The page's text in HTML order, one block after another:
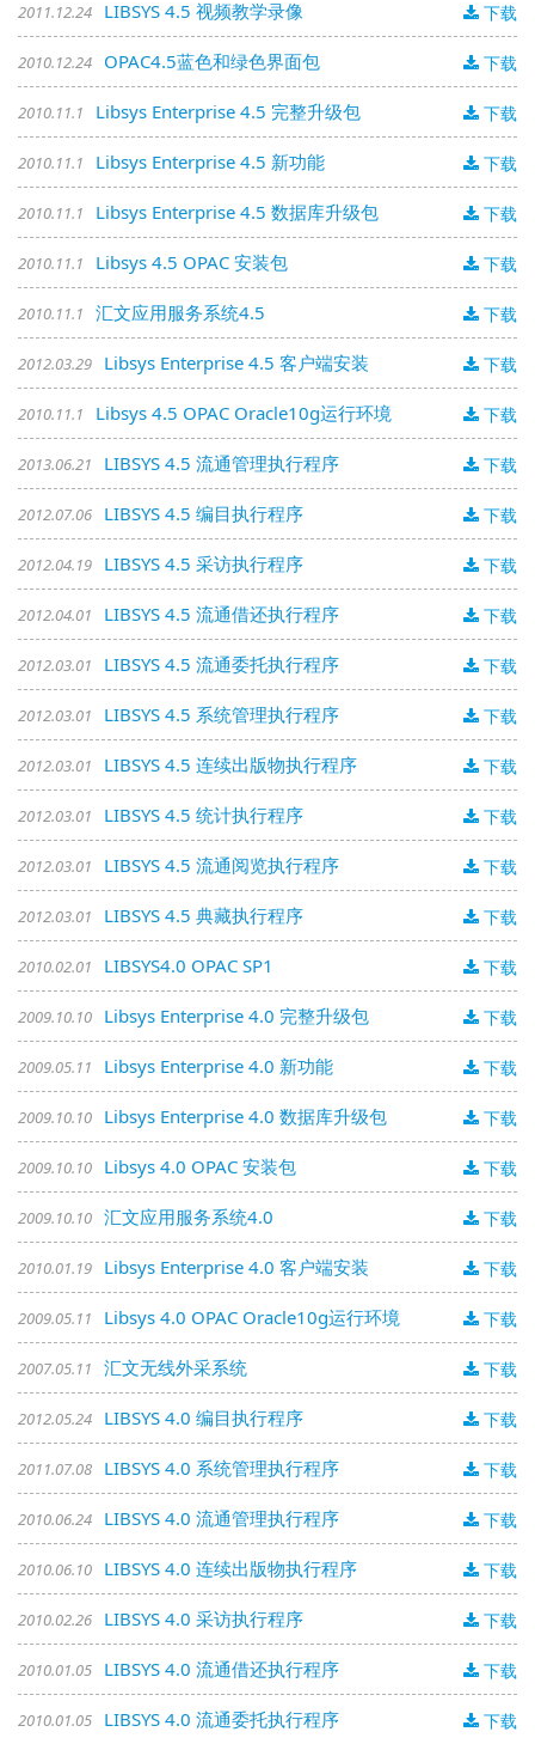
2011.12.24 LIBSYS 4.5 视频教学录像 下载
2010.12.24 OPAC4.5蓝色和绿色界面包 下载
2010.11.1 Libsys Enterprise 4.5 完整升级包 下载
2010.11.1 Libsys Enterprise 4.5 新功能 下载
2010.11.1 Libsys Enterprise 4.5 数据库升级包 下载
2010.11.1 Libsys 4.5 OPAC 安装包 下载
2010.11.1 汇文应用服务系统4.5 下载
2012.03.29 Libsys Enterprise 4.5 客户端安装 下载
2010.11.1 Libsys 4.5 OPAC Oracle10g运行环境 下载
2013.06.21 LIBSYS 4.5 流通管理执行程序 下载
2012.07.06 LIBSYS 4.5 编目执行程序 下载
2012.04.19 LIBSYS 4.5 采访执行程序 下载
2012.04.01 LIBSYS 4.5 流通借还执行程序 下载
2012.03.01 LIBSYS 4.5 流通委托执行程序 下载
2012.03.01 LIBSYS 4.5 系统管理执行程序 下载
2012.03.01 LIBSYS 4.5 连续出版物执行程序 下载
2012.03.01 LIBSYS 4.5 统计执行程序 下载
2012.03.01 LIBSYS 4.5 流通阅览执行程序 下载
2012.03.01 LIBSYS 4.5 典藏执行程序 下载
2010.02.01 LIBSYS4.0 OPAC SP1 下载
2009.10.10 Libsys Enterprise 4.0 完整升级包 下载
2009.05.11 Libsys Enterprise 4.0 新功能 下载
2009.10.10 Libsys Enterprise 4.0 数据库升级包 下载
2009.10.10 Libsys 4.0 OPAC 安装包 下载
2009.10.10 汇文应用服务系统4.0 下载
2010.01.19 Libsys Enterprise 4.0 客户端安装 下载
2009.05.11 Libsys 4.0 OPAC Oracle10g运行环境 下载
2007.05.11 汇文无线外采系统 下载
2012.05.24 LIBSYS 4.0 编目执行程序 下载
2011.07.08 LIBSYS 4.0 系统管理执行程序 下载
2010.06.24 LIBSYS 4.0 流通管理执行程序 下载
2010.06.10 LIBSYS 4.0 连续出版物执行程序 下载
2010.02.26 LIBSYS 4.0 采访执行程序 下载
2010.01.05 LIBSYS 4.0 流通借还执行程序 下载
2010.01.05 LIBSYS 4.0 流通委托执行程序 下载